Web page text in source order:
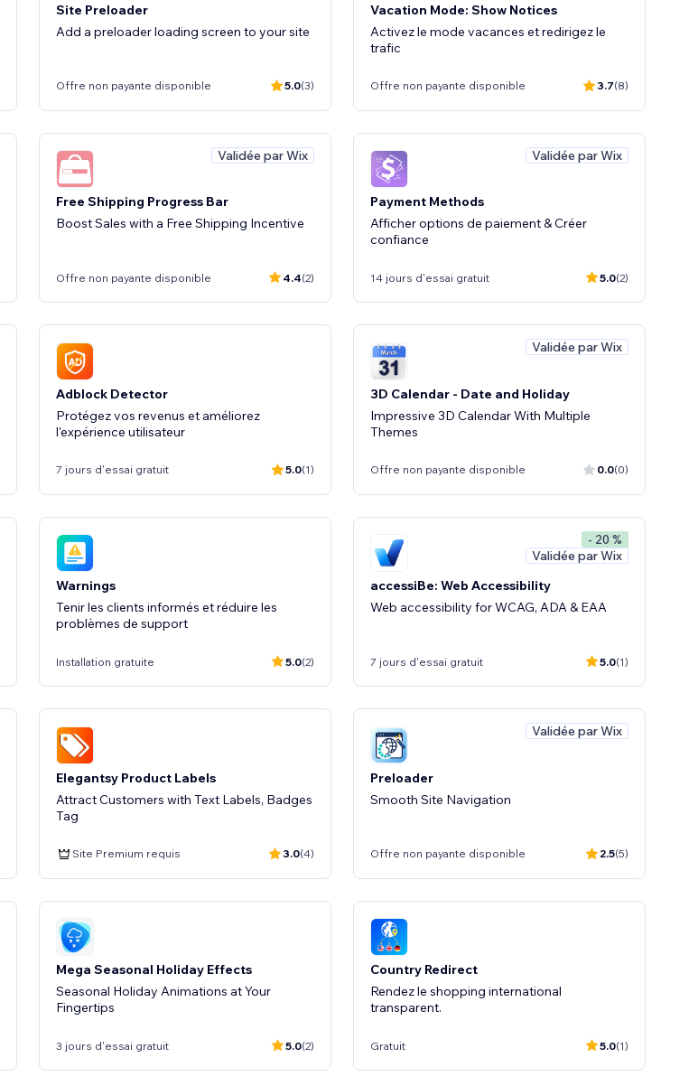
Site Preloader
Add a preloader loading screen to your site
Offre non payante disponible 5.0(3)
Vacation Mode: Show Notices
Activez le mode vacances et redirigez le
trafic
Offre non payante disponible 3.7(8)
Validée par Wix
Free Shipping Progress Bar
Boost Sales with a Free Shipping Incentive
Offre non payante disponible 4.4(2)
Validée par Wix
Payment Methods
Afficher options de paiement & Créer
confiance
14 jours d'essai gratuit 5.0(2)
Adblock Detector
Protégez vos revenus et améliorez
l'expérience utilisateur
7 jours d'essai gratuit 5.0(1)
Validée par Wix
3D Calendar - Date and Holiday
Impressive 3D Calendar With Multiple
Themes
Offre non payante disponible 0.0(0)
Warnings
Tenir les clients informés et réduire les
problèmes de support
Installation gratuite 5.0(2)
- 20 %
Validée par Wix
accessiBe: Web Accessibility
Web accessibility for WCAG, ADA & EAA
7 jours d'essai gratuit 5.0(1)
Elegantsy Product Labels
Attract Customers with Text Labels, Badges
Tag
Site Premium requis 3.0(4)
Validée par Wix
Preloader
Smooth Site Navigation
Offre non payante disponible 2.5(5)
Mega Seasonal Holiday Effects
Seasonal Holiday Animations at Your
Fingertips
3 jours d'essai gratuit 5.0(2)
Country Redirect
Rendez le shopping international
transparent.
Gratuit 5.0(1)